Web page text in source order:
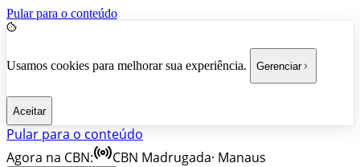
Pular para o conteúdo
Usamos cookies para melhorar sua experiência. Gerenciar
Aceitar
Pular para o conteúdo
Agora na CBN:
CBN Madrugada· Manaus